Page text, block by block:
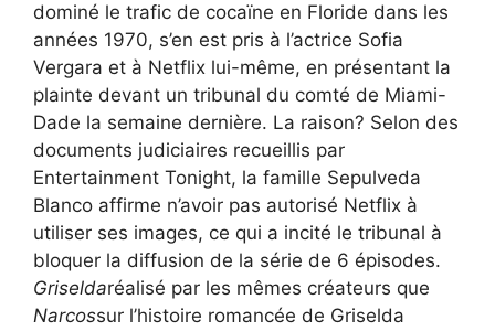
dominé le trafic de cocaïne en Floride dans les
années 1970, s’en est pris à l’actrice Sofia
Vergara et à Netflix lui-même, en présentant la
plainte devant un tribunal du comté de Miami-
Dade la semaine dernière. La raison? Selon des
documents judiciaires recueillis par
Entertainment Tonight, la famille Sepulveda
Blanco affirme n’avoir pas autorisé Netflix à
utiliser ses images, ce qui a incité le tribunal à
bloquer la diffusion de la série de 6 épisodes.
Griseldaréalisé par les mêmes créateurs que
Narcossur l’histoire romancée de Griselda